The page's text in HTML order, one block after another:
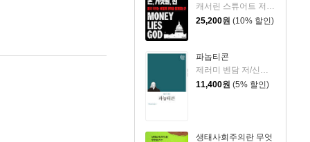
25,200원 (10% 할인)
파놉티콘
11,400원 (5% 할인)
생태사회주의란 무엇